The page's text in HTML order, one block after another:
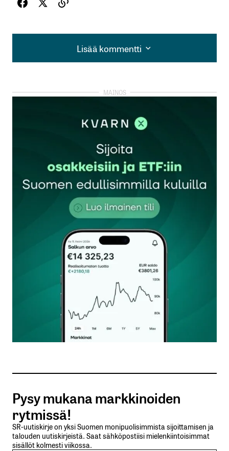
Lisää kommentti
Lisää kommentti
kirjautua
rekisteröityä
Sähköpostiosoitettasi ei julkaista.Pakolliset
kentät on merkitty*
Kommentti*
Nimesi tai nimimerkkisi
Sähköpostiosoitteesi
Tilaa SalkunRakentajan uutiskirje
Lähetä kommentti
Pysy mukana markkinoiden
rytmissä!
SR-uutiskirje on yksi Suomen monipuolisimmista sijoittamisen ja
talouden uutiskirjeistä. Saat sähköpostiisi mielenkiintoisimmat
sisällöt kolmesti viikossa.